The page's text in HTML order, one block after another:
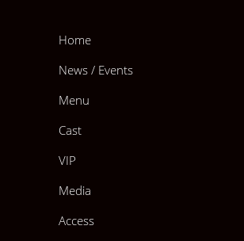
Home
News / Events
Menu
Cast
VIP
Media
Access